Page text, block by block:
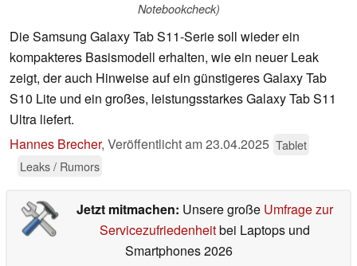
Notebookcheck)
Die Samsung Galaxy Tab S11-Serie soll wieder ein
kompakteres Basismodell erhalten, wie ein neuer Leak
zeigt, der auch Hinweise auf ein günstigeres Galaxy Tab
S10 Lite und ein großes, leistungsstarkes Galaxy Tab S11
Ultra liefert.
Hannes Brecher, Veröffentlicht am23.04.2025 Tablet
Leaks / Rumors
Jetzt mitmachen: Unsere große Umfrage zur
Servicezufriedenheitbei Laptops und
Smartphones 2026